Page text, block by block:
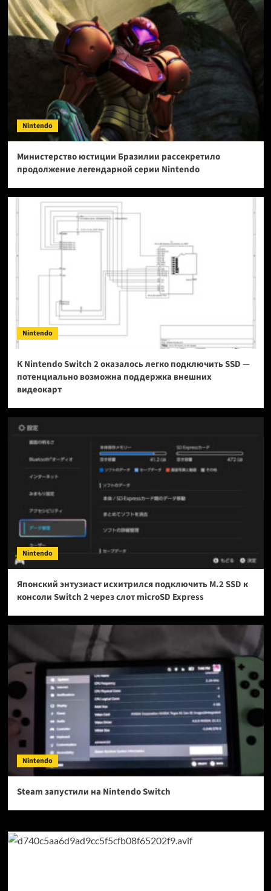
Nintendo
Министерство юстиции Бразилии рассекретило
продолжение легендарной серии Nintendo
Nintendo
К Nintendo Switch 2 оказалось легко подключить SSD —
потенциально возможна поддержка внешних
видеокарт
Nintendo
Японский энтузиаст исхитрился подключить M.2 SSD к
консоли Switch 2 через слот microSD Express
Nintendo
Steam запустили на Nintendo Switch